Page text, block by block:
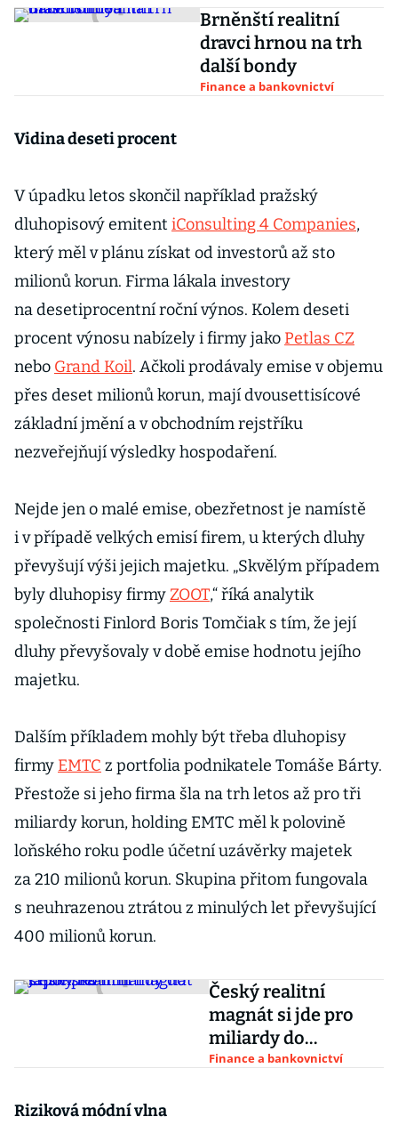
Brněnští realitní
dravci hrnou na trh
další bondy
Finance a bankovnictví
Vidina deseti procent
V úpadku letos skončil například pražský
dluhopisový emitent iConsulting 4 Companies,
který měl v plánu získat od investorů až sto
milionů korun. Firma lákala investory
na desetiprocentní roční výnos. Kolem deseti
procent výnosu nabízely i firmy jako Petlas CZ
nebo Grand Koil. Ačkoli prodávaly emise v objemu
přes deset milionů korun, mají dvousettisícové
základní jmění a v obchodním rejstříku
nezveřejňují výsledky hospodaření.
Nejde jen o malé emise, obezřetnost je namístě
i v případě velkých emisí firem, u kterých dluhy
převyšují výši jejich majetku. „Skvělým případem
byly dluhopisy firmyZOOT,“ říká analytik
společnosti Finlord Boris Tomčiak s tím, že její
dluhy převyšovaly v době emise hodnotu jejího
majetku.
Dalším příkladem mohly být třeba dluhopisy
firmy EMTC z portfolia podnikatele Tomáše Bárty.
Přestože si jeho firma šla na trh letos až pro tři
miliardy korun, holding EMTC měl k polovině
loňského roku podle účetní uzávěrky majetek
za 210 milionů korun. Skupina přitom fungovala
s neuhrazenou ztrátou z minulých let převyšující
400 milionů korun.
Český realitní
magnát si jde pro
miliardy do
Japonska
Finance a bankovnictví
Riziková módní vlna